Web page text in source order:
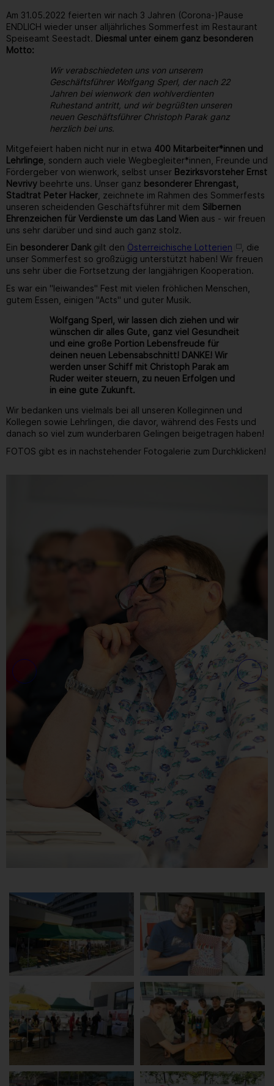
Am 31.05.2022 feierten wir nach 3 Jahren (Corona-)Pause
ENDLICH wieder unser alljährliches Sommerfest im Restaurant
Speiseamt Seestadt. Diesmal unter einem ganz besonderen
Motto:
Wir verabschiedeten uns von unserem
Geschäftsführer Wolfgang Sperl, der nach 22
Jahren bei wienwork den wohlverdienten
Ruhestand antritt, und wir begrüßten unseren
neuen Geschäftsführer Christoph Parak ganz
herzlich bei uns.
Mitgefeiert haben nicht nur in etwa 400 Mitarbeiter*innen und
Lehrlinge , sondern auch viele Wegbegleiter*innen, Freunde und
Fördergeber von wienwork, selbst unser Bezirksvorsteher Ernst
Nevrivy beehrte uns. Unser ganz besonderer Ehrengast,
Stadtrat Peter Hacker , zeichnete im Rahmen des Sommerfests
unseren scheidenden Geschäftsführer mit dem Silbernen
Ehrenzeichen für Verdienste um das Land Wien aus - wir freuen
uns sehr darüber und sind auch ganz stolz.
Ein besonderer Dank gilt den Österreichische Lotterien
, die
unser Sommerfest so großzügig unterstützt haben! Wir freuen
uns sehr über die Fortsetzung der langjährigen Kooperation.
Es war ein "leiwandes" Fest mit vielen fröhlichen Menschen,
gutem Essen, einigen "Acts" und guter Musik.
Wolfgang Sperl, wir lassen dich ziehen und wir
wünschen dir alles Gute, ganz viel Gesundheit
und eine große Portion Lebensfreude für
deinen neuen Lebensabschnitt! DANKE! Wir
werden unser Schiff mit Christoph Parak am
Ruder weiter steuern, zu neuen Erfolgen und
in eine gute Zukunft.
Wir bedanken uns vielmals bei all unseren Kolleginnen und
Kollegen sowie Lehrlingen, die davor, während des Fests und
danach so viel zum wunderbaren Gelingen beigetragen haben!
FOTOS gibt es in nachstehender Fotogalerie zum Durchklicken!